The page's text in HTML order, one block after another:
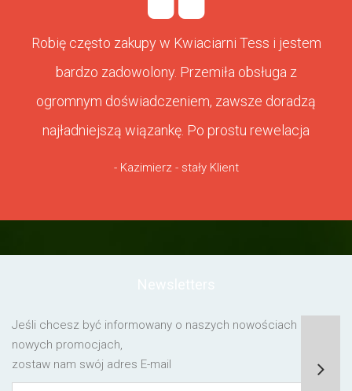
Robię często zakupy w Kwiaciarni Tess i jestem
bardzo zadowolony. Przemiła obsługa z
ogromnym doświadczeniem, zawsze doradzą
najładniejszą wiązankę. Po prostu rewelacja
- Kazimierz - stały Klient
Jeśli chcesz być informowany o naszych nowościach lub o
nowych promocjach,
zostaw nam swój adres E-mail